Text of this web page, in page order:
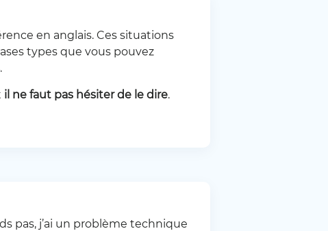
en anglais. Ces situations
types que vous pouvez
.
il ne faut pas hésiter de le dire.
pas, j’ai un problème technique